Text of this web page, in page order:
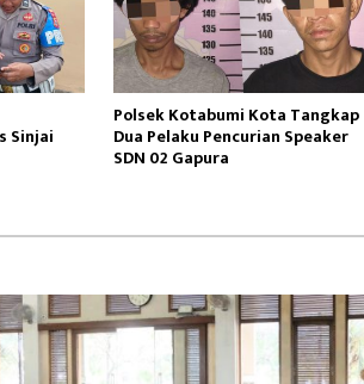
Sinjai
Polsek Kotabumi Kota Tangkap
Dua Pelaku Pencurian Speaker
SDN 02 Gapura